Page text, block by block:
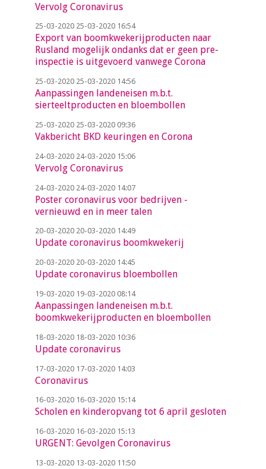
Vervolg Coronavirus
25-03-202025-03-2020 16:54
Export van boomkwekerijproducten naar
Rusland mogelijk ondanks dat er geen pre-
inspectie is uitgevoerd vanwege Corona
25-03-202025-03-2020 14:56
Aanpassingen landeneisen m.b.t.
sierteeltproducten en bloembollen
25-03-202025-03-2020 09:36
Vakbericht BKD keuringen en Corona
24-03-202024-03-2020 15:06
Vervolg Coronavirus
24-03-202024-03-2020 14:07
Poster coronavirus voor bedrijven -
vernieuwd en in meer talen
20-03-202020-03-2020 14:49
Update coronavirus boomkwekerij
20-03-202020-03-2020 14:45
Update coronavirus bloembollen
19-03-202019-03-2020 08:14
Aanpassingen landeneisen m.b.t.
boomkwekerijproducten en bloembollen
18-03-202018-03-2020 10:36
Update coronavirus
17-03-202017-03-2020 14:03
Coronavirus
16-03-202016-03-2020 15:14
Scholen en kinderopvang tot 6 april gesloten
16-03-202016-03-2020 15:13
URGENT: Gevolgen Coronavirus
13-03-202013-03-2020 11:50